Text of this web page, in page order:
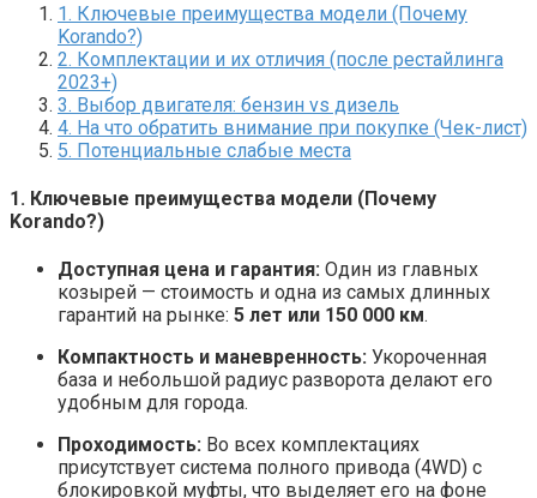
1. Ключевые преимущества модели (Почему
Korando?)
2. Комплектации и их отличия (после рестайлинга
2023+)
3. Выбор двигателя: бензин vs дизель
4. На что обратить внимание при покупке (Чек-лист)
5. Потенциальные слабые места
1. Ключевые преимущества модели (Почему
Korando?)
Доступная цена и гарантия: Один из главных
козырей — стоимость и одна из самых длинных
гарантий на рынке: 5 лет или 150 000 км.
Компактность и маневренность: Укороченная
база и небольшой радиус разворота делают его
удобным для города.
Проходимость: Во всех комплектациях
присутствует система полного привода (4WD) с
блокировкой муфты, что выделяет его на фоне